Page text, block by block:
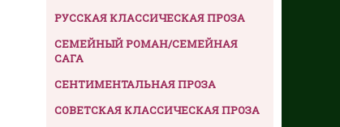
РУССКАЯ КЛАССИЧЕСКАЯ ПРОЗА
СЕМЕЙНЫЙ РОМАН/СЕМЕЙНАЯ
САГА
СЕНТИМЕНТАЛЬНАЯ ПРОЗА
СОВЕТСКАЯ КЛАССИЧЕСКАЯ ПРОЗА